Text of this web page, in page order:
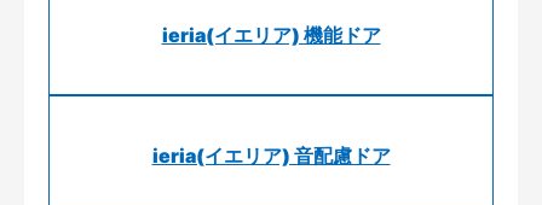
ieria(イエリア) 機能ドア
ieria(イエリア) 音配慮ドア